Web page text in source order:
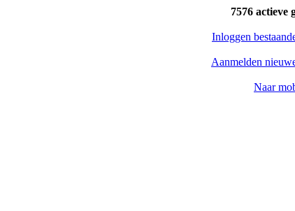
7576 actieve
Inloggen
Aanmelden
Naar